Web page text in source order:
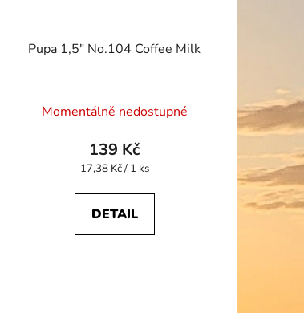
Pupa 1,5" No.104 Coffee Milk
Momentálně nedostupné
139 Kč
Měrná
17,38 Kč / 1 ks
DETAIL